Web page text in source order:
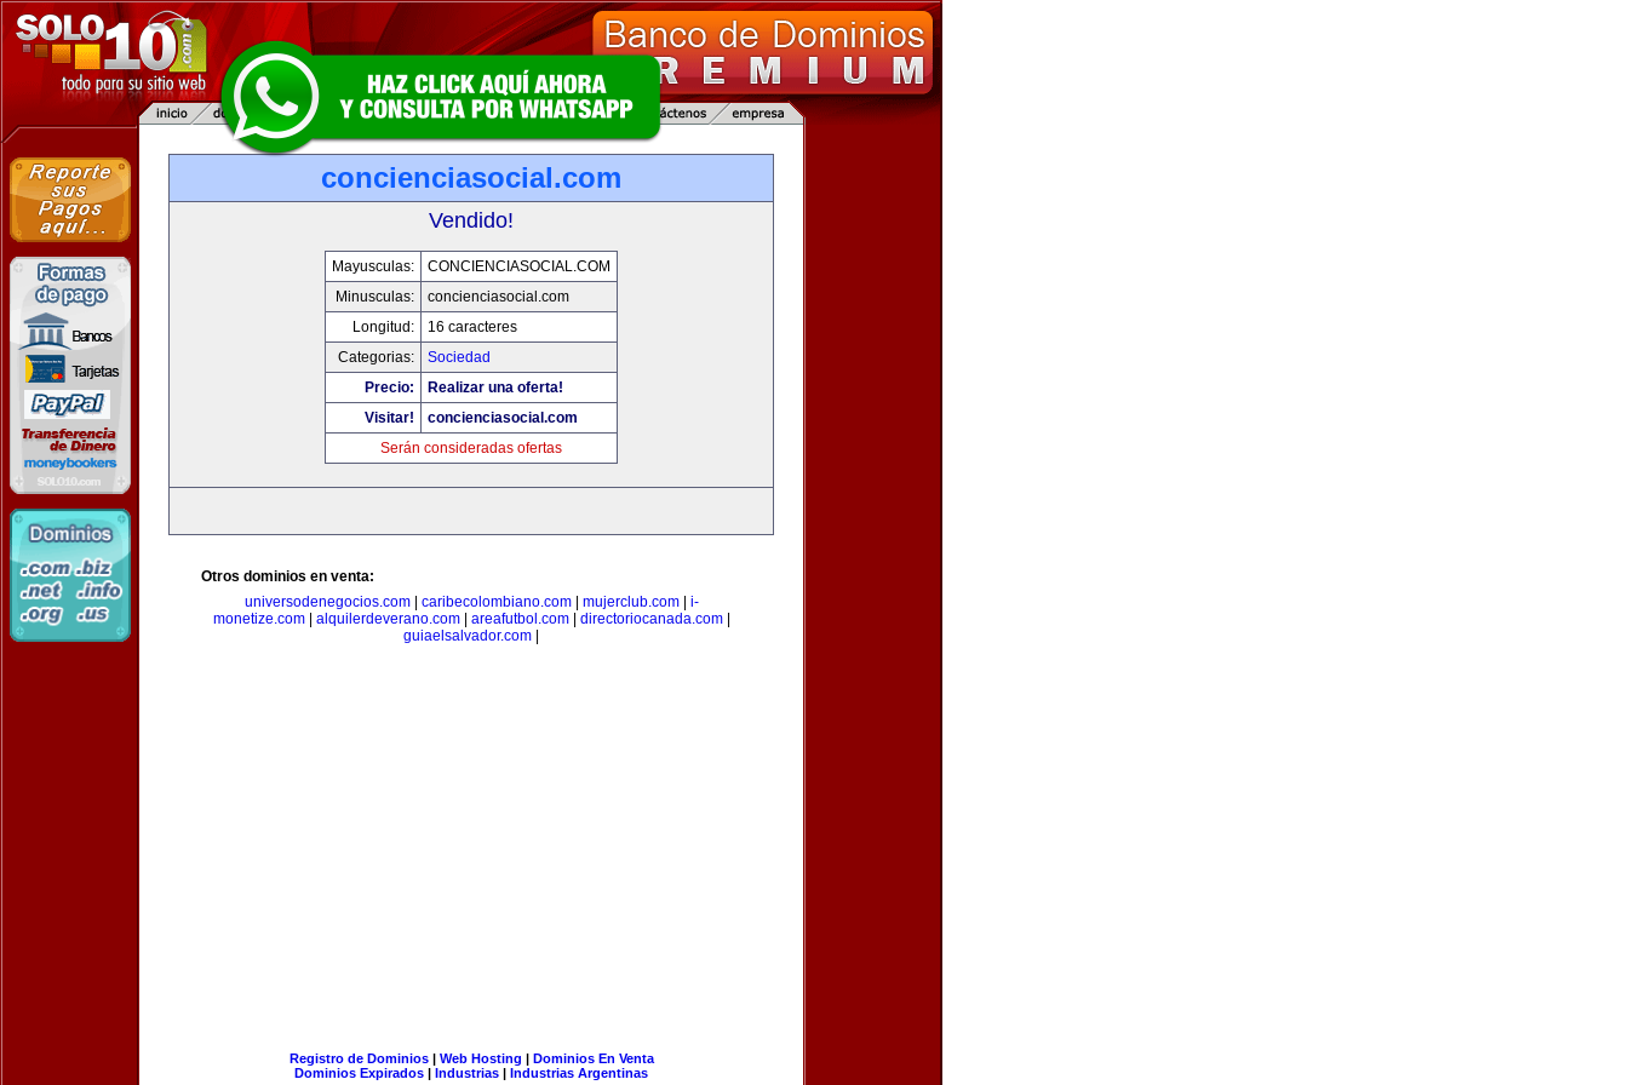
concienciasocial.com
Vendido!
Mayusculas:
CONCIENCIASOCIAL.COM
Minusculas:
concienciasocial.com
Longitud:
16 caracteres
Categorias:
Sociedad
Precio:
Realizar una oferta!
Visitar!
concienciasocial.com
Serán consideradas ofertas
Otros dominios en venta:
universodenegocios.com| caribecolombiano.com| mujerclub.com| i-
monetize.com| alquilerdeverano.com| areafutbol.com| directoriocanada.com|
guiaelsalvador.com
Registro de Dominios| Web Hosting | Dominios En Venta
Dominios Expirados | Industrias | Industrias Argentinas